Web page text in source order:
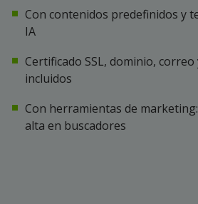
Con contenidos predefinidos y
IA
Certificado SSL, dominio,
incluidos
Con herramientas de
alta en buscadores